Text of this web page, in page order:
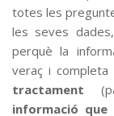
totes les
les seves
perquè la
veraç i completa
tractament
informació que